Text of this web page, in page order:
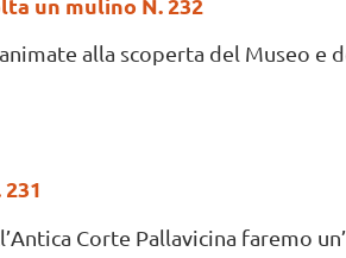
alla scoperta del Museo e
Corte Pallavicina faremo